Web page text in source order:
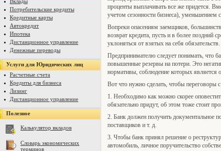
Потребительские кредиты
Кредитные карты
Автокредит
Ипотека
Дистанционное управление
Денежные переводы
Услуги для Юридических лиц
Расчетные счета
Кредиты для бизнеса
Лизинг
Дистанционное управление
Полезное
Калькулятор вкладов
Словарь экономических
терминов
проценты выплачивать все же придется.
учетом сезонности бизнеса), уменьшением
Вопреки опасениям заемщиков,
возврат кредита, пусть и в более поздний
уклоняться от взятых на себя обязательств.
Предпринимателю следует понимать, что
повышенные резервы на потери. Это
нормативы, соблюдение которых является
Вот что нужно сделать, чтобы переговоры
1. Необходимо как можно скорее
обязательно придут, об этом тоже стоит
2. Банк должен получить документальное
поставщиков и т. д.
3. Чтобы банк принял решение о
автомобиль, личное поручительство